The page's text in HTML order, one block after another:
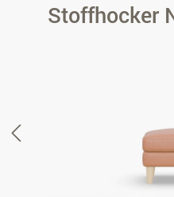
Stoffhocker